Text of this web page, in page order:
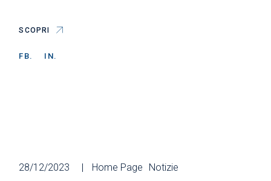
SCOPRI
FB. IN.
28/12/2023 Home Page Notizie